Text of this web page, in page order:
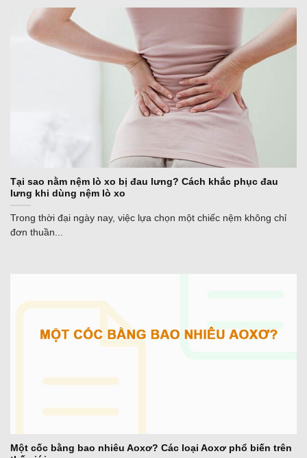
Tại sao nằm nệm lò xo bị đau lưng? Cách khắc phục đau
lưng khi dùng nệm lò xo
Trong thời đại ngày nay, việc lựa chọn một chiếc nệm không chỉ
đơn thuần...
Một cốc bằng bao nhiêu Aoxơ? Các loại Aoxơ phổ biến trên